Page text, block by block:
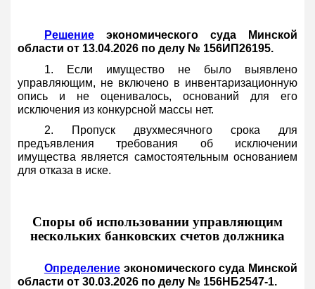
Решениеэкономического суда Минской
области от 13.04.2026 по делу № 156ИП26195.
1. Если имущество не было выявлено
управляющим, не включено в инвентаризационную
опись и не оценивалось, оснований для его
исключения из конкурсной массы нет.
2. Пропуск двухмесячного срока для
предъявления требования об исключении
имущества является самостоятельным основанием
для отказа в иске.
Споры об использовании управляющим
нескольких банковских счетов должника
Определениеэкономического суда Минской
области от 30.03.2026 по делу № 156НБ2547-1.